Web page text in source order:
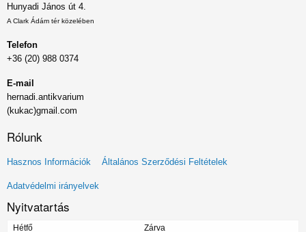
Hunyadi János út 4.
A Clark Ádám tér közelében
Telefon
+36 (20) 988 0374
E-mail
hernadi.antikvarium
(kukac)gmail.com
Rólunk
Lábléc
menü
Hasznos Információk Általános Szerződési Feltételek
Adatvédelmi irányelvek
Nyitvatartás
Hétfő
Zárva